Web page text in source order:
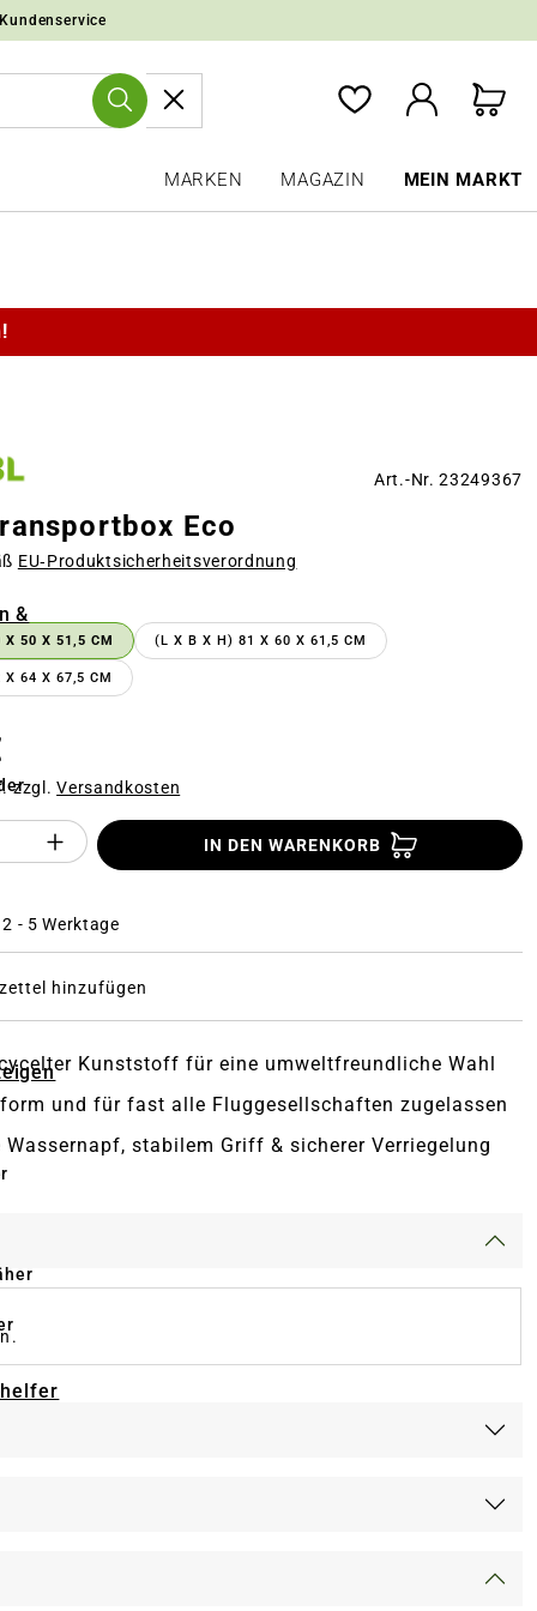
MARKEN MAGAZIN MEIN MARKT
&
Art.-Nr. 23249367
Eco
EU‑Produktsicherheitsverordnung
50 X 51,5 CM (L X B X H) 81 X 60 X 61,5 CM
64 X 67,5 CM
zzgl.Versandkosten
des Produktes "%product%":
IN DEN WARENKORB
- 5 Werktage
hinzufügen
Kunststoff für eine umweltfreundliche Wahl
und für fast alle Fluggesellschaften zugelassen
Wassernapf, stabilem Griff & sicherer Verriegelung